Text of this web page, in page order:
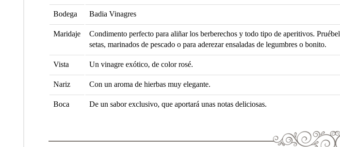
Bodega Badia Vinagres
Maridaje
Condimento perfecto para aliñar los berberechos y todo tipo de aperitivos.
setas, marinados de pescado o para aderezar ensaladas de legumbres o bonito.
Vista Un vinagre exótico, de color rosé.
Nariz Con un aroma de hierbas muy elegante.
Boca De un sabor exclusivo, que aportará unas notas deliciosas.